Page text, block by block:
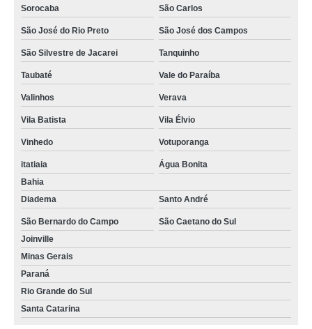
Sorocaba São Carlos
São José do Rio Preto São José dos Campos
São Silvestre de Jacarei Tanquinho
Taubaté Vale do Paraíba
Valinhos Verava
Vila Batista Vila Élvio
Vinhedo Votuporanga
itatiaia
Água Bonita
Bahia
Diadema
Santo André
São Bernardo do Campo
São Caetano do Sul
Joinville
Minas Gerais
Paraná
Rio Grande do Sul
Santa Catarina